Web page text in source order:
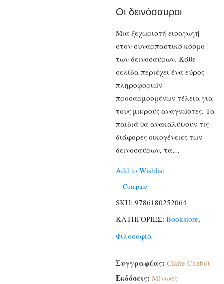
Οι δεινόσαυροι
Μια ξεχωριστή εισαγωγή
στον συναρπαστικό κόσμο
των δεινοσαύρων. Κάθε
σελίδα περιέχει ένα εύρος
πληροφοριών
προσαρμοσμένων τέλεια για
τους μικρούς αναγνώστες. Τα
παιδιά θα ανακαλύψουν τις
διάφορες οικογένειες των
δεινοσαύρων, τα…
Add to Wishlist
Compare
SKU: 9786180252064
ΚΑΤΗΓΟΡΙΕΣ: Bookstore,
Φιλοσοφία
Συγγραφέας: Claire Chabot
Εκδόσεις: Μίνωας